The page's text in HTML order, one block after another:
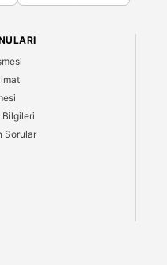
Bilgileri
Sorular